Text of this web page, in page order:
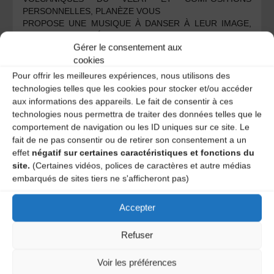
Gérer le consentement aux
cookies
Pour offrir les meilleures expériences, nous utilisons des
technologies telles que les cookies pour stocker et/ou accéder
aux informations des appareils. Le fait de consentir à ces
technologies nous permettra de traiter des données telles que le
comportement de navigation ou les ID uniques sur ce site. Le
fait de ne pas consentir ou de retirer son consentement a un
effet négatif sur certaines caractéristiques et fonctions du
site. (Certaines vidéos, polices de caractères et autre médias
embarqués de sites tiers ne s'afficheront pas)
Accepter
Refuser
Voir les préférences
PERSONNELLES, PLANÈZE VOUS
PROPOSE UNE MUSIQUE À DANSER À LEUR IMAGE,
MUSIQUE TOUT EN NUANCES ET EN ÉNERGIE QUI
VOUS PORTERA TOUT AU LONG DE LEUR BAL.
AVEC SYLVAIN VUIDART(FLÛTE TRAVERSIÈRE) &
LAURENT MACHABERT (ACCORDÉON DIATONIQUE)
Catégories
Agenda
Haute-Loire agenda
Bal Trad avec La Chapotée et Pérotine